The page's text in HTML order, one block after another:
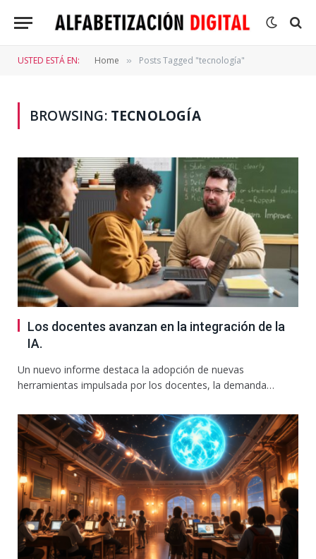
USTED ESTÁ EN: Home » Posts Tagged "tecnología"
BROWSING: TECNOLOGÍA
Los docentes avanzan en la integración de la
IA.
Un nuevo informe destaca la adopción de nuevas
herramientas impulsada por los docentes, la demanda…